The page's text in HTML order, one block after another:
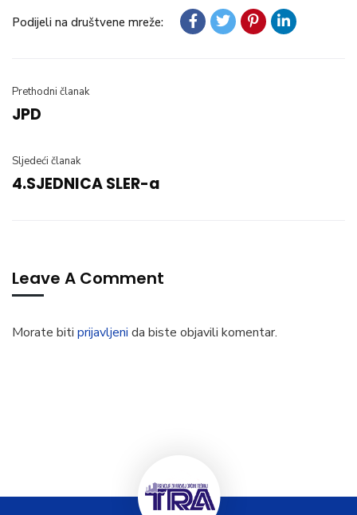
Podijeli na društvene mreže:
Prethodni članak
JPD
Sljedeći članak
4.SJEDNICA SLER-a
Leave A Comment
Morate biti prijavljeni da biste objavili komentar.